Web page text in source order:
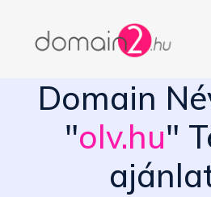
Domain
"olv.hu"